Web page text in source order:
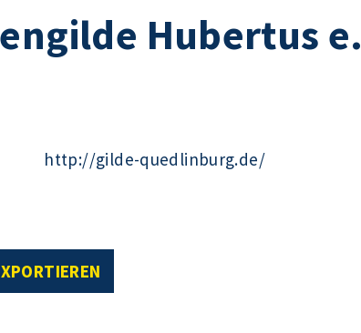
Hubertus e.
http://gilde-quedlinburg.de/